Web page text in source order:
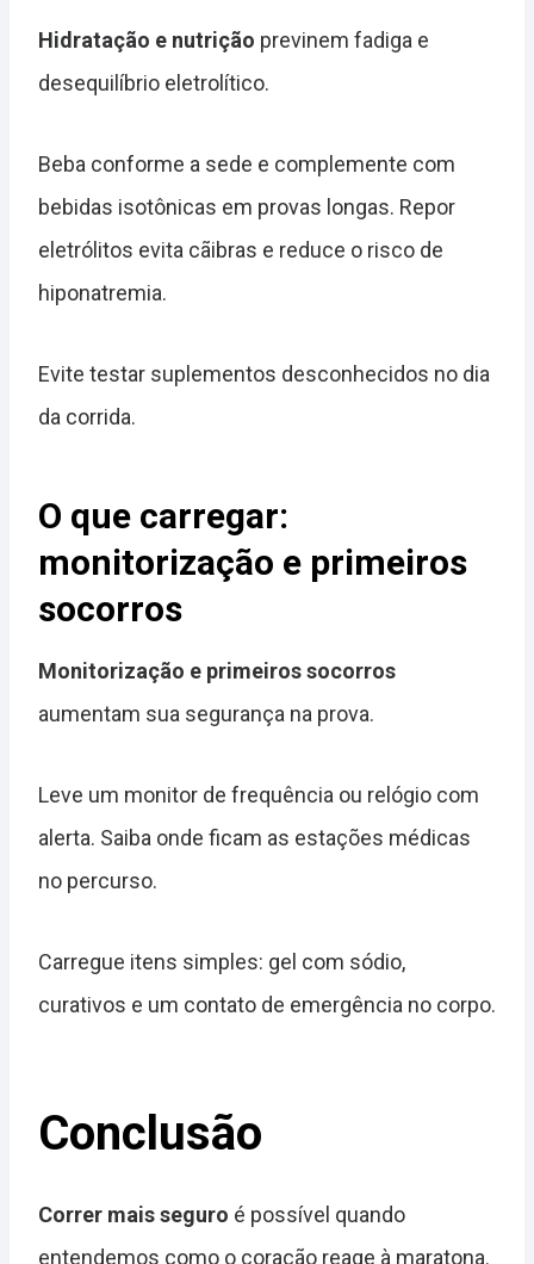
Hidratação e nutrição previnem fadiga e
desequilíbrio eletrolítico.
Beba conforme a sede e complemente com
bebidas isotônicas em provas longas. Repor
eletrólitos evita cãibras e reduce o risco de
hiponatremia.
Evite testar suplementos desconhecidos no dia
da corrida.
O que carregar:
monitorização e primeiros
socorros
Monitorização e primeiros socorros
aumentam sua segurança na prova.
Leve um monitor de frequência ou relógio com
alerta. Saiba onde ficam as estações médicas
no percurso.
Carregue itens simples: gel com sódio,
curativos e um contato de emergência no corpo.
Conclusão
Correr mais seguro é possível quando
entendemos como o coração reage à maratona.